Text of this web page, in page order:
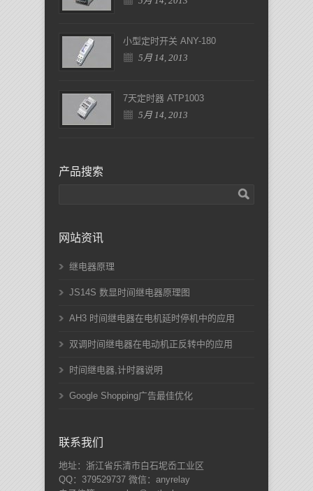
小型定时开关 ANY-180
5月 14, 2013
7天定时器 ATP1003
5月 14, 2013
产品搜索
网站资讯
继电器原理
JS14S 数显时间继电器原理图
AH3 时间继电器在电机延时停机中的应用
双调时间继电器在电动机正反转中的应用
时间继电器,计时器说明
Google Shopping广告最佳优化
联系我们
地址：浙江省乐清市白石坭岙工业区
QQ：379529737 微信：anyrelay